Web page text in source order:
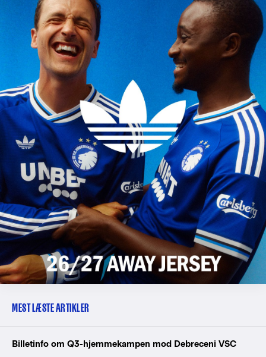
MEST LÆSTE ARTIKLER
Billetinfo om Q3-hjemmekampen mod Debreceni VSC